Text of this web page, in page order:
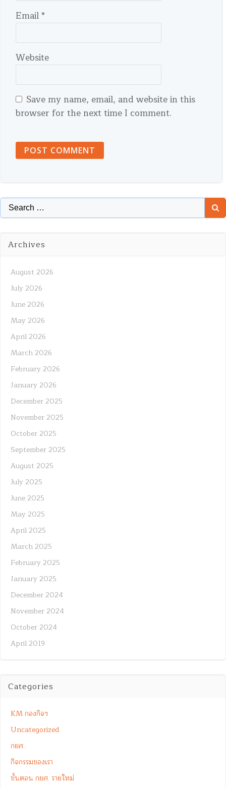
Email*
Website
Save my name, email, and website in this
browser for the next time I comment.
Archives
August 2026
July 2026
June 2026
May 2026
April 2026
March 2026
February 2026
January 2026
December 2025
November 2025
October 2025
September 2025
August 2025
July 2025
June 2025
May 2025
April 2025
March 2025
February 2025
January 2025
December 2024
November 2024
October 2024
April 2019
Categories
KM กองกิจฯ
Uncategorized
กยศ.
กิจกรรมของเรา
ขั้นตอน กยศ. รายใหม่